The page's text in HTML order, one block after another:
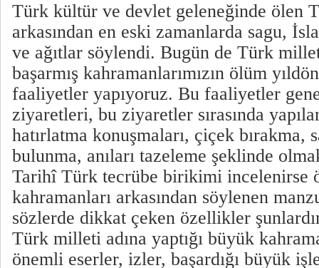
Türk kültür ve devlet geleneğinde ölen
arkasından en eski zamanlarda sagu,
ve ağıtlar söylendi. Bugün de Türk
başarmış kahramanlarımızın ölüm
faaliyetler yapıyoruz. Bu faaliyetler
ziyaretleri, bu ziyaretler sırasında
hatırlatma konuşmaları, çiçek bırakma,
bulunma, anıları tazeleme şeklinde
Tarihî Türk tecrübe birikimi incelenirse
kahramanları arkasından söylenen
sözlerde dikkat çeken özellikler
Türk milleti adına yaptığı büyük
önemli eserler, izler, başardığı büyük